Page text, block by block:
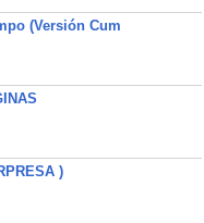
(Versión Cum
)